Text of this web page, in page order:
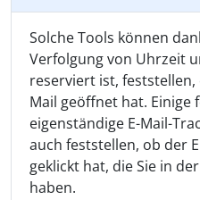
Solche Tools können
Verfolgung von Uhrzeit
reserviert ist, feststellen,
Mail geöffnet hat.
eigenständige E-Mail-
auch feststellen, ob der
geklickt hat, die Sie in
haben.